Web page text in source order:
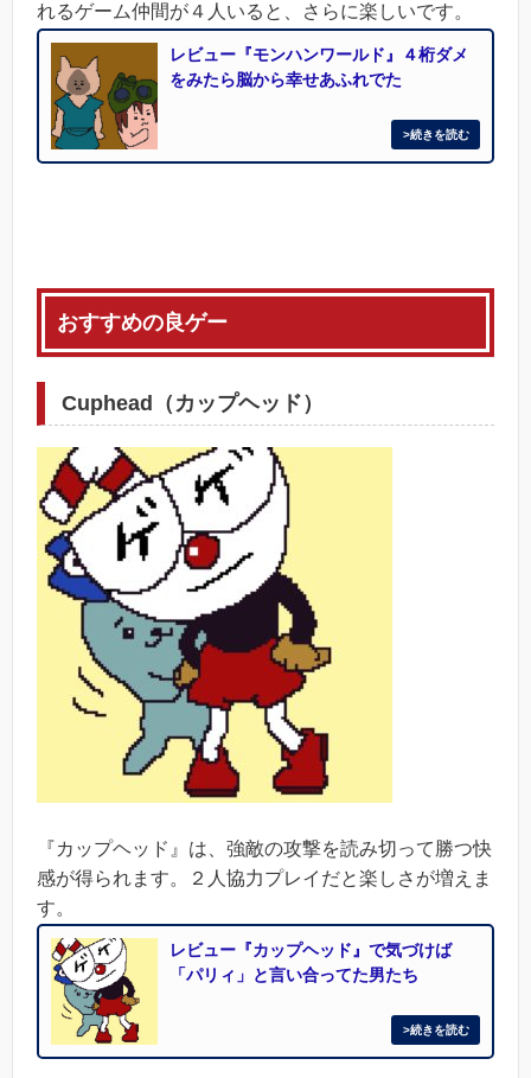
れるゲーム仲間が４人いると、さらに楽しいです。
レビュー『モンハンワールド』４桁ダメ
をみたら脳から幸せあふれでた
おすすめの良ゲー
Cuphead（カップヘッド）
『カップヘッド』は、強敵の攻撃を読み切って勝つ快
感が得られます。２人協力プレイだと楽しさが増えま
す。
レビュー『カップヘッド』で気づけば
「パリィ」と言い合ってた男たち